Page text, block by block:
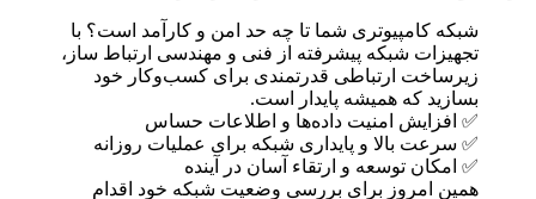
شبکه کامپیوتری شما تا چه حد امن و کارآمد است؟ با
تجهیزات شبکه پیشرفته از فنی و مهندسی ارتباط ساز،
زیرساخت ارتباطی قدرتمندی برای کسب‌وکار خود
بسازید که همیشه پایدار است.
✅ افزایش امنیت داده‌ها و اطلاعات حساس
✅ سرعت بالا و پایداری شبکه برای عملیات روزانه
✅ امکان توسعه و ارتقاء آسان در آینده
همین امروز برای بررسی وضعیت شبکه خود اقدام